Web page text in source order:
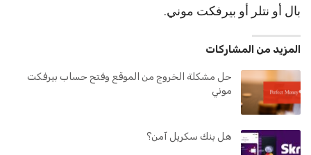
بال أو نتلر أو بيرفكت موني.
المزيد من المشاركات
حل مشكلة الخروج من الموقع وفتح حساب بيرفكت
موني
هل بنك سكريل آمن؟